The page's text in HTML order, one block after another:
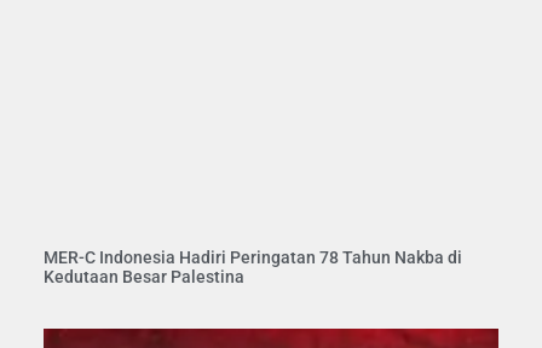
MER-C Indonesia Hadiri Peringatan 78 Tahun Nakba di
Kedutaan Besar Palestina